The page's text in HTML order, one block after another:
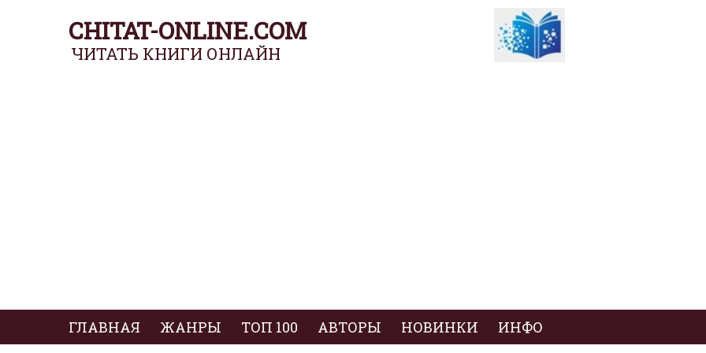
CHITAT-ONLINE.COM
ЧИТАТЬ КНИГИ ОНЛАЙН
ГЛАВНАЯ ЖАНРЫ ТОП 100 АВТОРЫ НОВИНКИ ИНФО